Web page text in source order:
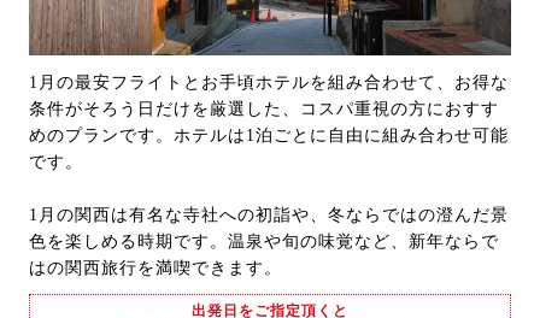
1月の最安フライトとお手頃ホテルを組み合わせて、お得な
条件がそろう日だけを厳選した、コスパ重視の方におすす
めのプランです。ホテルは1泊ごとに自由に組み合わせ可能
です。
1月の関西は有名な寺社への初詣や、冬ならではの澄んだ景
色を楽しめる時期です。温泉や旬の味覚など、新年ならで
はの関西旅行を満喫できます。
出発日をご指定頂くと